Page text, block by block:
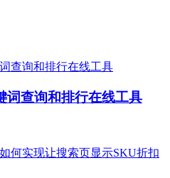
词查询和排行在线工具